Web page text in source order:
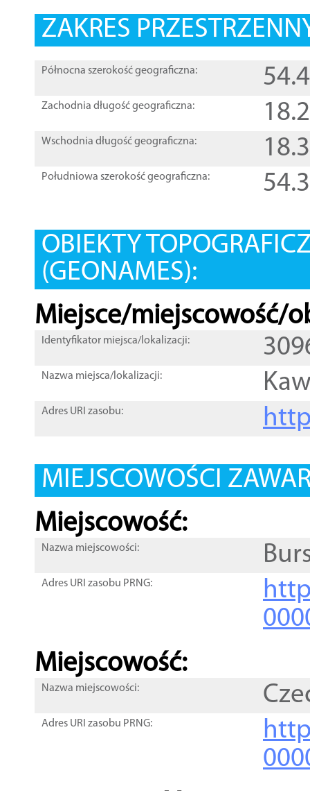
ZAKRES
Północna szerokość geograficzna:
Zachodnia długość geograficzna:
Wschodnia długość geograficzna:
Południowa szerokość geograficzna:
OBIEKTY
(GEONAMES):
Miejsce/miejscowość/
Identyfikator miejsca/lokalizacji:
Nazwa miejsca/lokalizacji:
Adres URI zasobu:
MIEJSCOWOŚCI
Miejscowość:
Nazwa miejscowości:
Adres URI zasobu PRNG:
Miejscowość:
Nazwa miejscowości:
Adres URI zasobu PRNG: